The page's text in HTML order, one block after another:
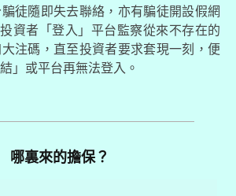
徒隨即失去聯絡，亦有騙徒開設假網
資者「登入」平台監察從來不存在的
注碼，直至投資者要求套現一刻，便
」或平台再無法登入。
哪裏來的擔保？